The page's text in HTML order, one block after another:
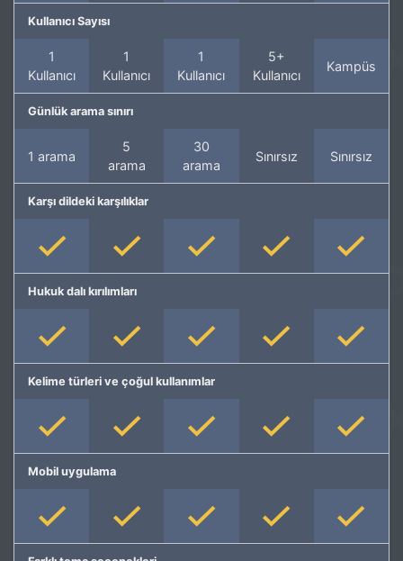
Kullanıcı Sayısı
1
Kullanıcı
1
Kullanıcı
1
Kullanıcı
5+
Kullanıcı
Kampüs
Günlük arama sınırı
1 arama
5
arama
30
arama
Sınırsız Sınırsız
Karşı dildeki karşılıklar
Hukuk dalı kırılımları
Kelime türleri ve çoğul kullanımlar
Mobil uygulama